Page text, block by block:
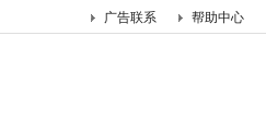
帮助中心
广告联系